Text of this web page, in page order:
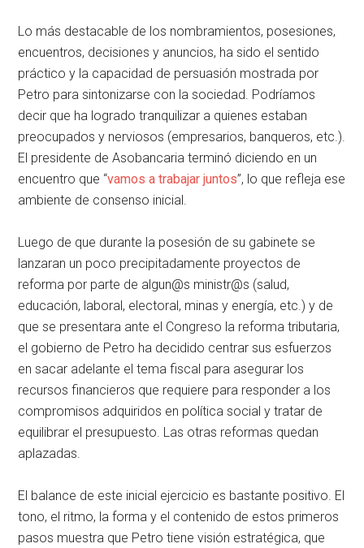
Lo más destacable de los nombramientos, posesiones,
encuentros, decisiones y anuncios, ha sido el sentido
práctico y la capacidad de persuasión mostrada por
Petro para sintonizarse con la sociedad. Podríamos
decir que ha logrado tranquilizar a quienes estaban
preocupados y nerviosos (empresarios, banqueros, etc.).
El presidente de Asobancaria terminó diciendo en un
encuentro que “vamos a trabajar juntos”, lo que refleja ese
ambiente de consenso inicial.
Luego de que durante la posesión de su gabinete se
lanzaran un poco precipitadamente proyectos de
reforma por parte de algun@s ministr@s (salud,
educación, laboral, electoral, minas y energía, etc.) y de
que se presentara ante el Congreso la reforma tributaria,
el gobierno de Petro ha decidido centrar sus esfuerzos
en sacar adelante el tema fiscal para asegurar los
recursos financieros que requiere para responder a los
compromisos adquiridos en política social y tratar de
equilibrar el presupuesto. Las otras reformas quedan
aplazadas.
El balance de este inicial ejercicio es bastante positivo. El
tono, el ritmo, la forma y el contenido de estos primeros
pasos muestra que Petro tiene visión estratégica, que